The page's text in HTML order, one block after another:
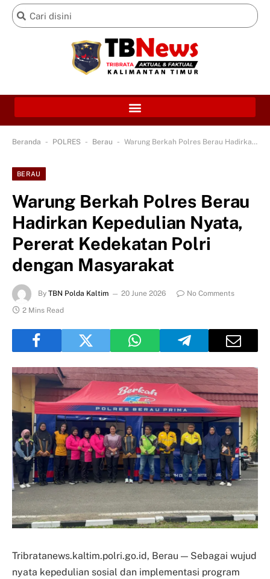
Beranda - POLRES - Berau - Warung Berkah Polres Berau Hadirkan Kepedulian Nyata, Pererat Kedekatan Polri dengan Masyarakat
BERAU
Warung Berkah Polres Berau
Hadirkan Kepedulian Nyata,
Pererat Kedekatan Polri
dengan Masyarakat
By TBN Polda Kaltim 20 June 2026
No Comments
2 Mins Read
Tribratanews.kaltim.polri.go.id, Berau — Sebagai wujud
nyata kepedulian sosial dan implementasi program